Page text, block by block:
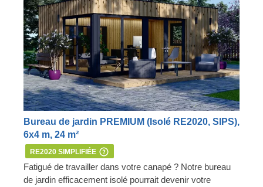
Bureau de jardin PREMIUM (Isolé RE2020, SIPS),
6x4 m, 24 m²
RE2020 SIMPLIFIÉE
Fatigué de travailler dans votre canapé ? Notre bureau
de jardin efficacement isolé pourrait devenir votre